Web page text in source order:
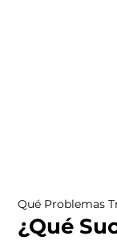
Qué Problemas
¿Qué